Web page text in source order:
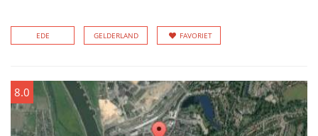
EDE GELDERLAND FAVORIET
8.0